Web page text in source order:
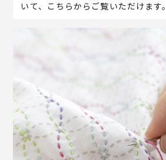
いて、こちらからご覧いただけます。